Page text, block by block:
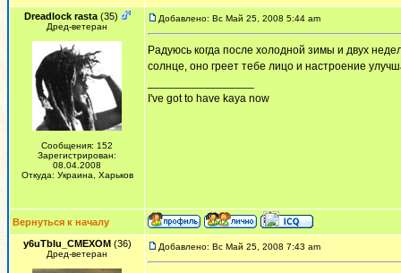
Dreadlock rasta(35)
Дред-ветеран
Сообщения: 152
Зарегистрирован:
08.04.2008
Откуда: Украина, Харьков
Добавлено: Вс Май 25, 2008 5:44 am
Радуюсь когда после холодной зимы и двух
солнце, оно греет тебе лицо и настроение
I've got to have kaya now
Вернуться к началу
y6uTbIu_CMEXOM(36)
Дред-ветеран
Добавлено: Вс Май 25, 2008 7:43 am